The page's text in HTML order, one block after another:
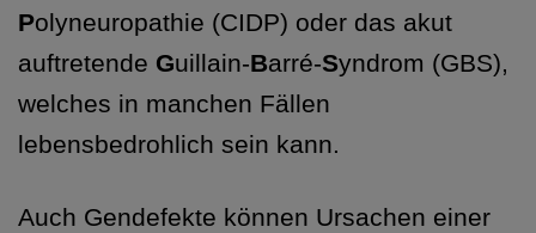
Polyneuropathie (CIDP) oder das akut
auftretende Guillain-Barré-Syndrom (GBS),
welches in manchen Fällen
lebensbedrohlich sein kann.
Auch Gendefekte können Ursachen einer